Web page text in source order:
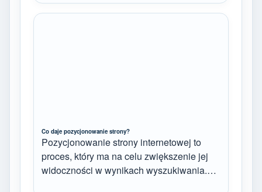
Co daje pozycjonowanie strony?
Pozycjonowanie strony internetowej to
proces, który ma na celu zwiększenie jej
widoczności w wynikach wyszukiwania.…